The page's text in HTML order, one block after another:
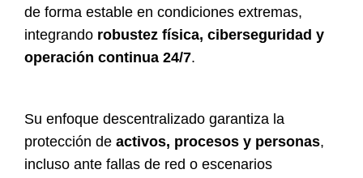
de forma estable en condiciones extremas,
integrando robustez física, ciberseguridad y
operación continua 24/7.
Su enfoque descentralizado garantiza la
protección de activos, procesos y personas,
incluso ante fallas de red o escenarios